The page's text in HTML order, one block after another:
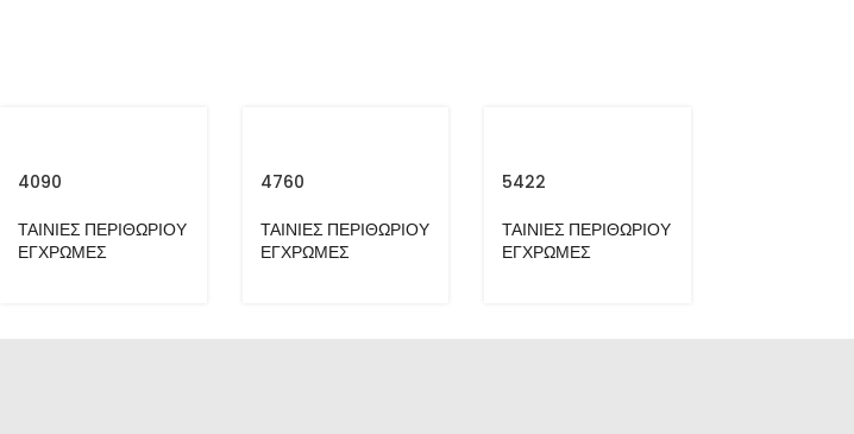
4090
ΤΑΙΝΙΕΣ ΠΕΡΙΘΩΡΙΟΥ
ΕΓΧΡΩΜΕΣ
4760
ΤΑΙΝΙΕΣ ΠΕΡΙΘΩΡΙΟΥ
ΕΓΧΡΩΜΕΣ
5422
ΤΑΙΝΙΕΣ ΠΕΡΙΘΩΡΙΟΥ
ΕΓΧΡΩΜΕΣ